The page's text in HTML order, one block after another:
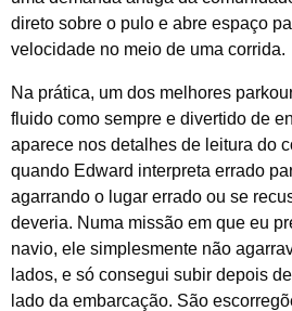
direto sobre o pulo e abre espaço
velocidade no meio de uma corrida.
Na prática, um dos melhores
fluido como sempre e divertido de
aparece nos detalhes de leitura do
quando Edward interpreta errado
agarrando o lugar errado ou se
deveria. Numa missão em que eu
navio, ele simplesmente não
lados, e só consegui subir depois
lado da embarcação. São